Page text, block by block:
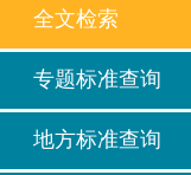
全文检索
专题标准查询
地方标准查询